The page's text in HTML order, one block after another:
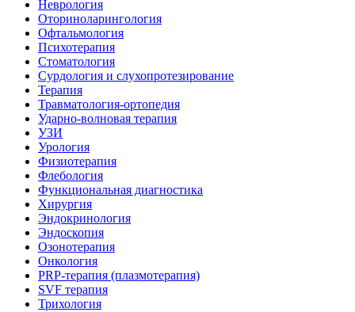
Неврология
Оториноларингология
Офтальмология
Психотерапия
Стоматология
Сурдология и слухопротезирование
Терапия
Травматология-ортопедия
Ударно-волновая терапия
УЗИ
Урология
Физиотерапия
Флебология
Функциональная диагностика
Хирургия
Эндокринология
Эндоскопия
Озонотерапия
Онкология
PRP-терапия (плазмотерапия)
SVF терапия
Трихология